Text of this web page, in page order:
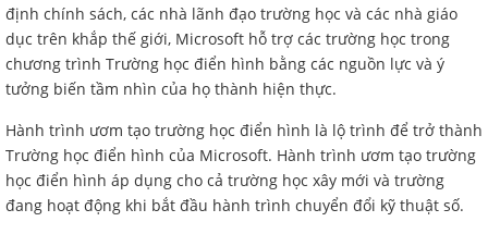
định chính sách, các nhà lãnh đạo trường học và các nhà giáo
dục trên khắp thế giới, Microsoft hỗ trợ các trường học trong
chương trình Trường học điển hình bằng các nguồn lực và ý
tưởng biến tầm nhìn của họ thành hiện thực.
Hành trình ươm tạo trường học điển hình là lộ trình để trở thành
Trường học điển hình của Microsoft. Hành trình ươm tạo trường
học điển hình áp dụng cho cả trường học xây mới và trường
đang hoạt động khi bắt đầu hành trình chuyển đổi kỹ thuật số.